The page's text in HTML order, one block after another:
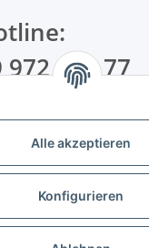
Alle akzeptieren
Konfigurieren
995 77
| 45881 Gelsenkirchen